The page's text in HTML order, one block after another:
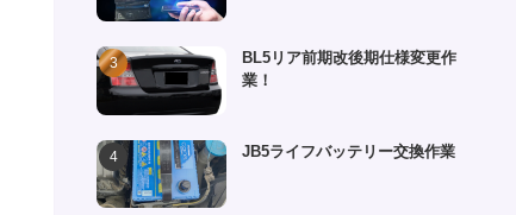
BL5リア前期改後期仕様変更作
業！
JB5ライフバッテリー交換作業